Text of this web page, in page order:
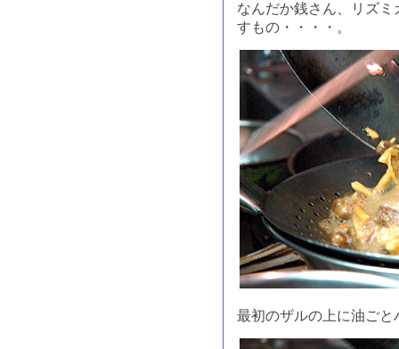
なんだか銭さん、リズ
すもの・・・・。
最初のザルの上に油ごと